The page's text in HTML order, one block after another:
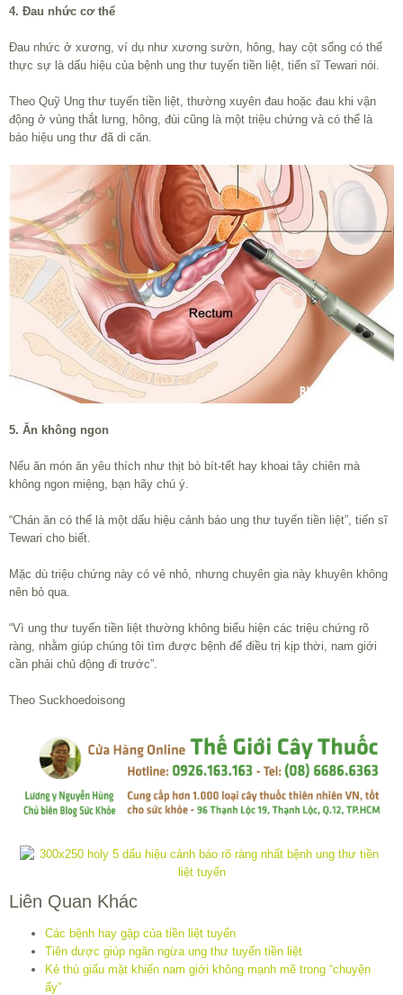
4. Đau nhức cơ thể
Đau nhức ở xương, ví dụ như xương sườn, hông, hay cột sống có thể
thực sự là dấu hiệu của bệnh ung thư tuyến tiền liệt, tiến sĩ Tewari nói.
Theo Quỹ Ung thư tuyến tiền liệt, thường xuyên đau hoặc đau khi vận
động ở vùng thắt lưng, hông, đùi cũng là một triệu chứng và có thể là
báo hiệu ung thư đã di căn.
5. Ăn không ngon
Nếu ăn món ăn yêu thích như thịt bò bít-tết hay khoai tây chiên mà
không ngon miệng, bạn hãy chú ý.
“Chán ăn có thể là một dấu hiệu cảnh báo ung thư tuyến tiền liệt”, tiến sĩ
Tewari cho biết.
Mặc dù triệu chứng này có vẻ nhỏ, nhưng chuyên gia này khuyên không
nên bỏ qua.
“Vì ung thư tuyến tiền liệt thường không biểu hiện các triệu chứng rõ
ràng, nhằm giúp chúng tôi tìm được bệnh để điều trị kịp thời, nam giới
cần phải chủ động đi trước”.
Theo Suckhoedoisong
Liên Quan Khác
Các bệnh hay gặp của tiền liệt tuyến
Tiên dược giúp ngăn ngừa ung thư tuyến tiền liệt
Kẻ thù giấu mặt khiến nam giới không mạnh mẽ trong “chuyện
ấy”